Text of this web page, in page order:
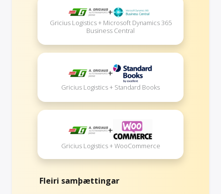
+
Gricius Logistics + Microsoft Dynamics 365
Business Central
+
Gricius Logistics + Standard Books
+
Gricius Logistics + WooCommerce
Fleiri samþættingar